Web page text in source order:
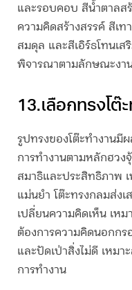
และรอบคอบ สีน้ำตาลส
ความคิดสร้างสรรค์ สีเท
สมดุล และสีเอิร์ธโทนเส
พิจารณาตามลักษณะงา
13.เลือกทรงโต๊
รูปทรงของโต๊ะทำงานมี
การทำงานตามหลักฮวง
สมาธิและประสิทธิภาพ
แม่นยำ โต๊ะทรงกลมส่งเ
เปลี่ยนความคิดเห็น เห
ต้องการความคิดนอกกร
และปัดเป่าสิ่งไม่ดี เหมา
การทำงาน